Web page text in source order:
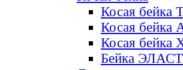
Косая бейка
Косая бейка
Косая бейка
Бейка